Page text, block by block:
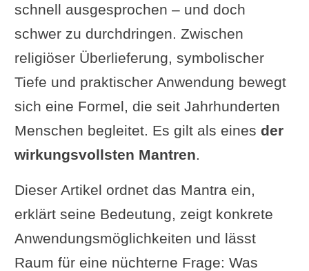
schnell ausgesprochen – und doch
schwer zu durchdringen. Zwischen
religiöser Überlieferung, symbolischer
Tiefe und praktischer Anwendung bewegt
sich eine Formel, die seit Jahrhunderten
Menschen begleitet. Es gilt als eines der
wirkungsvollsten Mantren.
Dieser Artikel ordnet das Mantra ein,
erklärt seine Bedeutung, zeigt konkrete
Anwendungsmöglichkeiten und lässt
Raum für eine nüchterne Frage: Was